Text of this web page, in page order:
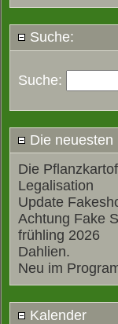
Suche:
Suche:
Die neuesten
Die
Legalisation
Update
Achtung Fake
frühling 2026
Dahlien.
Neu im
Kalender